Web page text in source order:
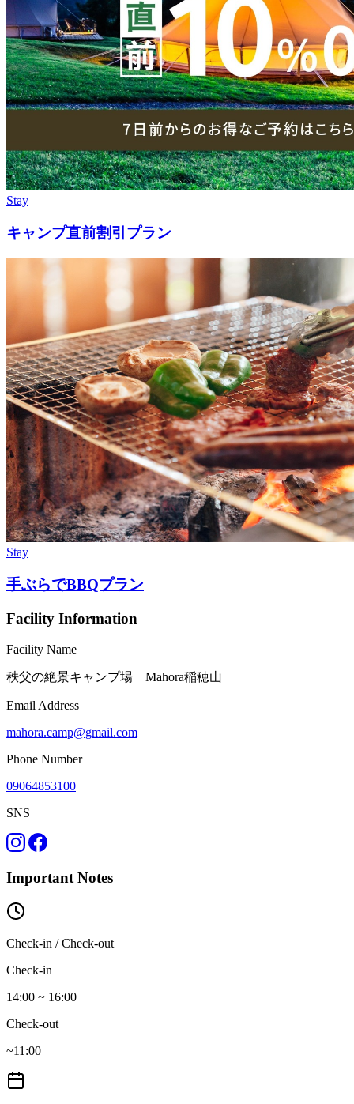
Stay
キャンプ直前割引プラン
Stay
手ぶらでBBQプラン
Facility Information
Facility Name
秩父の絶景キャンプ場 Mahora稲穂山
Email Address
mahora.camp@gmail.com
Phone Number
09064853100
SNS
Important Notes
Check-in / Check-out
Check-in
14:00 ~ 16:00
Check-out
~11:00